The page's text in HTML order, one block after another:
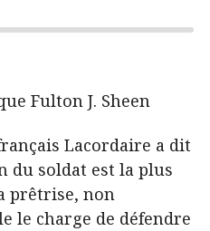
Fulton J. Sheen
Lacordaire a dit
du soldat est la plus
prêtrise, non
le charge de défendre